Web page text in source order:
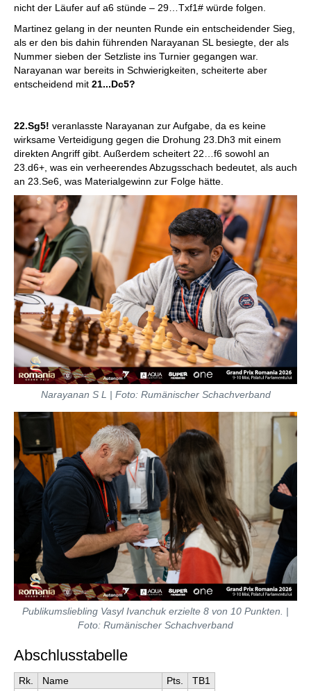
nicht der Läufer auf a6 stünde – 29…Txf1# würde folgen.
Martinez gelang in der neunten Runde ein entscheidender Sieg,
als er den bis dahin führenden Narayanan SL besiegte, der als
Nummer sieben der Setzliste ins Turnier gegangen war.
Narayanan war bereits in Schwierigkeiten, scheiterte aber
entscheidend mit 21...Dc5?
22.Sg5! veranlasste Narayanan zur Aufgabe, da es keine
wirksame Verteidigung gegen die Drohung 23.Dh3 mit einem
direkten Angriff gibt. Außerdem scheitert 22…f6 sowohl an
23.d6+, was ein verheerendes Abzugsschach bedeutet, als auch
an 23.Se6, was Materialgewinn zur Folge hätte.
Narayanan S L | Foto: Rumänischer Schachverband
Publikumsliebling Vasyl Ivanchuk erzielte 8 von 10 Punkten. |
Foto: Rumänischer Schachverband
Abschlusstabelle
Rk. Name Pts. TB1